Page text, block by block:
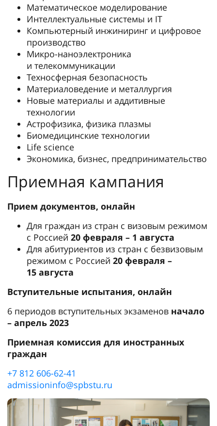
Математическое моделирование
Интеллектуальные системы и IT
Компьютерный инжиниринг и цифровое
производство
Микро-наноэлектроника
и телекоммуникации
Техносферная безопасность
Материаловедение и металлургия
Новые материалы и аддитивные
технологии
Астрофизика, физика плазмы
Биомедицинские технологии
Life science
Экономика, бизнес, предпринимательство
Приемная кампания
Прием документов, онлайн
Для граждан из стран с визовым режимом
с Россией 20 февраля – 1 августа
Для абитуриентов из стран с безвизовым
режимом с Россией 20 февраля –
15 августа
Вступительные испытания, онлайн
6 периодов вступительных экзаменов начало
– апрель 2023
Приемная комиссия для иностранных
граждан
+7 812 606-62-41
admissioninfo@spbstu.ru